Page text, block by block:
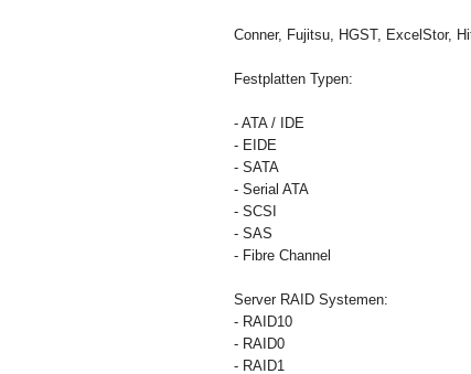
Conner, Fujitsu, HGST, ExcelStor,
Festplatten Typen:
- ATA / IDE
- EIDE
- SATA
- Serial ATA
- SCSI
- SAS
- Fibre Channel
Server RAID Systemen:
- RAID10
- RAID0
- RAID1